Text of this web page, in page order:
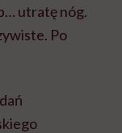
utratę nóg.
Po